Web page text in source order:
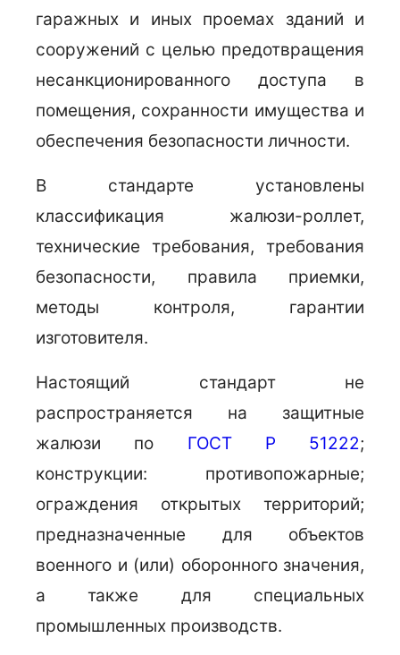
гаражных и иных проемах зданий и
сооружений с целью предотвращения
несанкционированного доступа в
помещения, сохранности имущества и
обеспечения безопасности личности.
В стандарте установлены
классификация жалюзи-роллет,
технические требования, требования
безопасности, правила приемки,
методы контроля, гарантии
изготовителя.
Настоящий стандарт не
распространяется на защитные
жалюзи по ГОСТ Р 51222;
конструкции: противопожарные;
ограждения открытых территорий;
предназначенные для объектов
военного и (или) оборонного значения,
а также для специальных
промышленных производств.